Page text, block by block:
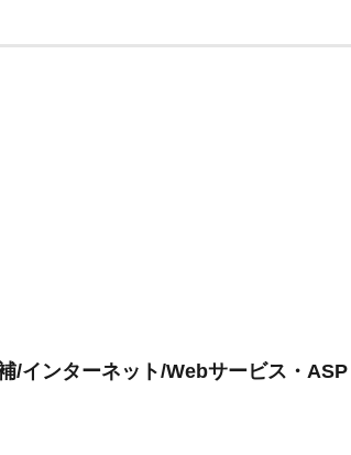
/インターネット/Webサービス・ASP